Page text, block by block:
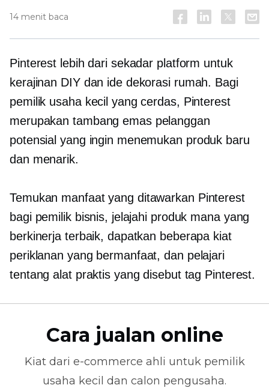
14 menit baca
Pinterest lebih dari sekadar platform untuk
kerajinan DIY dan ide dekorasi rumah. Bagi
pemilik usaha kecil yang cerdas, Pinterest
merupakan tambang emas pelanggan
potensial yang ingin menemukan produk baru
dan menarik.
Temukan manfaat yang ditawarkan Pinterest
bagi pemilik bisnis, jelajahi produk mana yang
berkinerja terbaik, dapatkan beberapa kiat
periklanan yang bermanfaat, dan pelajari
tentang alat praktis yang disebut tag Pinterest.
Cara jualan online
Kiat dari e-commerce ahli untuk pemilik
usaha kecil dan calon pengusaha.